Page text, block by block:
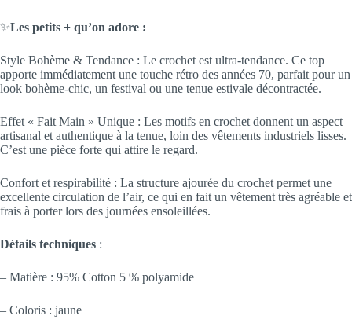
✨Les petits + qu’on adore :
Style Bohème & Tendance : Le crochet est ultra-tendance. Ce top
apporte immédiatement une touche rétro des années 70, parfait pour un
look bohème-chic, un festival ou une tenue estivale décontractée.
Effet « Fait Main » Unique : Les motifs en crochet donnent un aspect
artisanal et authentique à la tenue, loin des vêtements industriels lisses.
C’est une pièce forte qui attire le regard.
Confort et respirabilité : La structure ajourée du crochet permet une
excellente circulation de l’air, ce qui en fait un vêtement très agréable et
frais à porter lors des journées ensoleillées.
Détails techniques :
– Matière : 95% Cotton 5 % polyamide
– Coloris : jaune